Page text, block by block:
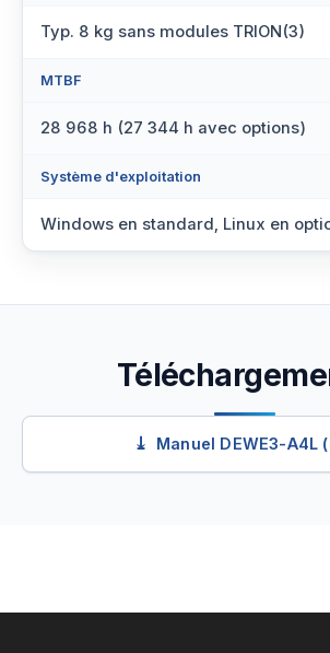
Typ. 8 kg sans modules TRION(3)
MTBF
28 968 h (27 344 h avec options)
Système d'exploitation
Windows en standard, Linux en
Manuel DEWE3-A4L